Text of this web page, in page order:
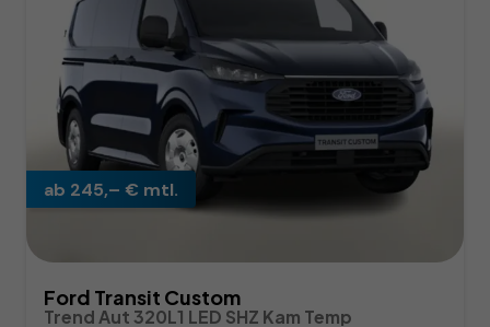
ab 245,– € mtl.
Ford Transit Custom
Trend Aut 320L1 LED SHZ Kam Temp